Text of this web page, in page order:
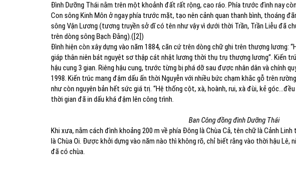
Đình Dưỡng Thái nằm trên một khoảnh đất rất rộng, cao ráo. Phía trước đình nay
Con sông Kinh Môn ở ngay phía trước mặt, tạo nên cảnh quan thanh bình, thoáng
sông Vận Lương (tương truyền sở dĩ có tên như vậy vì dưới thời Trần, Trần Liễu đã
trên dòng sông Bạch Đằng).([2])
Đình hiện còn xây dựng vào năm 1884, căn cứ trên dòng chữ ghi trên thượng lương:
giáp thân niên bát nguyệt sơ thập cát nhật lương thời thụ trụ thượng lương”. Kiến
hậu cung 3 gian. Riêng hậu cung, trước từng bị phá dỡ sau được nhân dân và chính
1998. Kiến trúc mang đậm dấu ấn thời Nguyễn với nhiều bức chạm khắc gỗ trên
như còn nguyên bản hết sức giá trị. “Hệ thống cột, xà, hoành, rui, xà đùi, kẻ
thời gian đã in dấu khá đậm lên công trình.
Ban Công đồng đình Dưỡng Thái
Khi xưa, nằm cách đình khoảng 200 m về phía Đông là Chùa Cả, tên chữ là Cảnh
là Chùa Oi. Được khởi dựng vào năm nào thì không rõ, chỉ biết rằng vào thời hậu Lê,
đã có chùa.